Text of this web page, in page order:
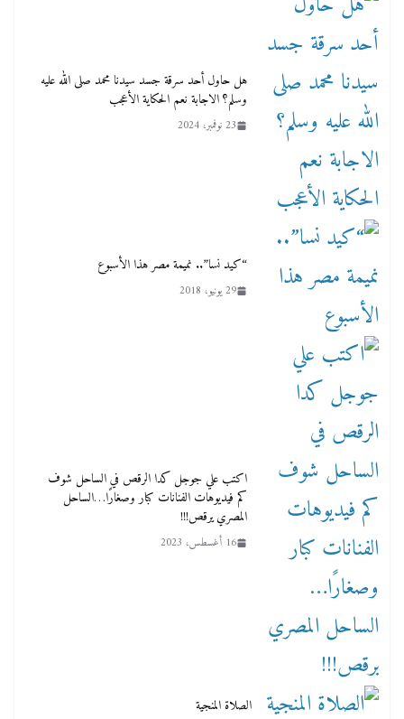
هل حاول أحد سرقة جسد سيدنا محمد صلى الله عليه
وسلم؟ الاجابة نعم الحكاية الأعجب
23 نوفمبر، 2024
“كيد نسا”.. نميمة مصر هذا الأسبوع
29 يونيو، 2018
اكتب علي جوجل كدا الرقص في الساحل شوف
كم فيديوهات الفنانات كبار وصغارًا…الساحل
المصري يرقص!!!
16 أغسطس، 2023
الصلاة المنجية